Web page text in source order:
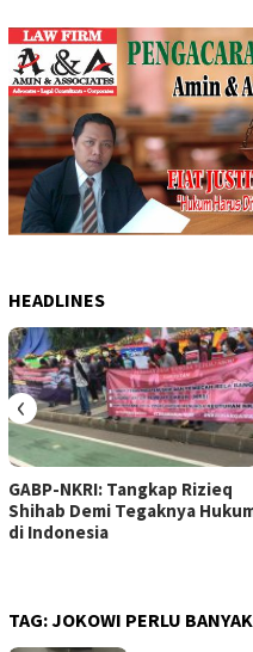
HEADLINES
GABP-NKRI: Tangkap Rizieq
Shihab Demi Tegaknya
di Indonesia
‹
TAG:JOKOWI PERLU